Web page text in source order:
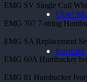
Über
Kontakt
EMG SV Single Coil
EMG 707 7-string
EMG SA Replacement
EMG 60A Humbucker
EMG 81 Humbucker